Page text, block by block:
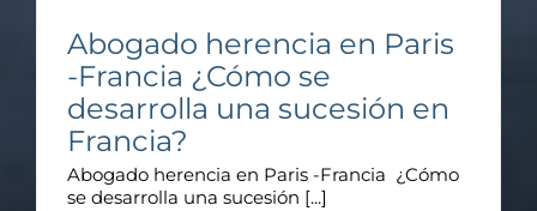
Abogado herencia en Paris
-Francia ¿Cómo se
desarrolla una sucesión en
Francia?
Abogado herencia en Paris -Francia ¿Cómo
se desarrolla una sucesión [...]